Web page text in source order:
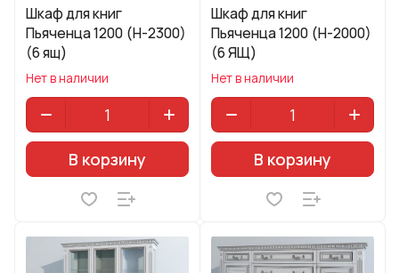
Шкаф для книг
Пьяченца 1200 (H-2300)
(6 ящ)
Нет в наличии
В корзину
Шкаф для книг
Пьяченца 1200 (H-2000)
(6 ЯЩ)
Нет в наличии
В корзину